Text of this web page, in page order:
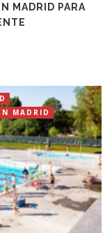
MADRID PARA
MADRID